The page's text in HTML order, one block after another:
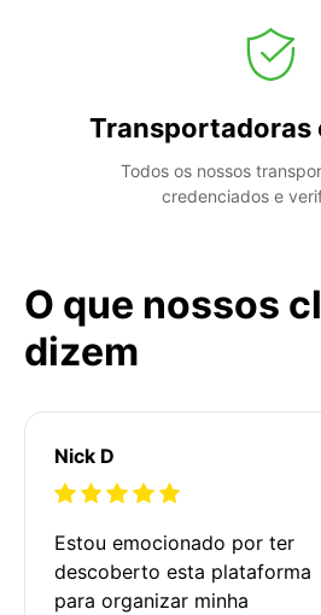
Transportadoras
Todos os nossos
credenciados e
O que nossos
dizem
Nick D
Estou emocionado por ter
descoberto esta plataforma
para organizar minha